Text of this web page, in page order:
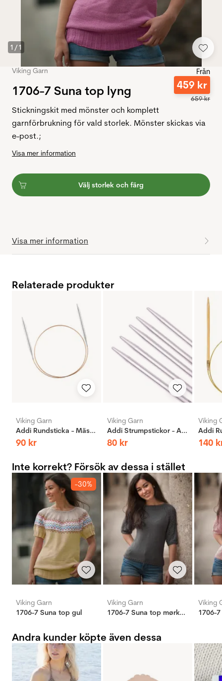
1 /1
Viking Garn
1706-7 Suna top lyng
Från
459 kr
659kr
Stickningskit med mönster och komplett
garnförbrukning för vald storlek. Mönster skickas via
e-post.;
Visa mer information
Välj storlek och färg
Visa mer information
Relaterade produkter
Viking Garn
Addi Rundsticka - Mässing
90 kr
Viking Garn
Addi Strumpstickor - Aluminium
80 kr
Viking
140
Inte korrekt? Försök av dessa i stället
-30%
Viking Garn
1706-7 Suna top gul
Viking Garn
1706-7 Suna top mørkgrå
Viking
Andra kunder köpte även dessa